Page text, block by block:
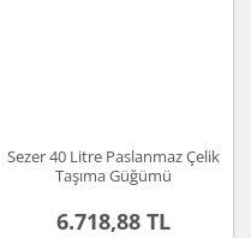
Sezer 40 Litre Paslanmaz Çelik
Taşıma Güğümü
6.718,88 TL